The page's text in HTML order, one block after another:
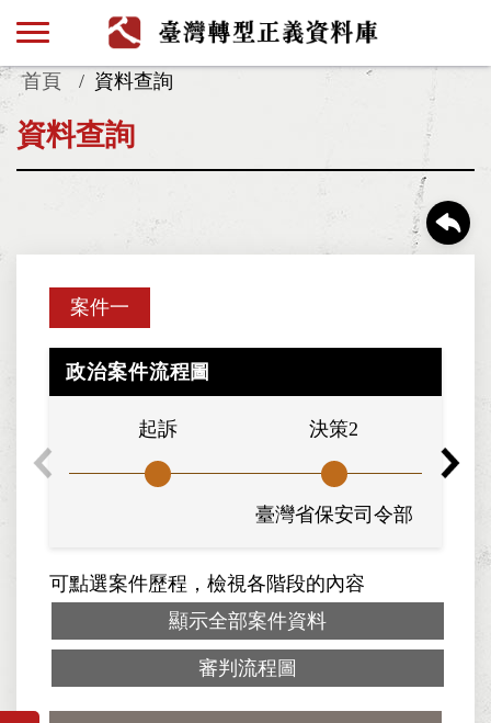
首頁 資料查詢
資料查詢
案件一
政治案件流程圖
起訴 決策2
臺灣省保安司令部
可點選案件歷程，檢視各階段的內容
顯示全部案件資料
審判流程圖